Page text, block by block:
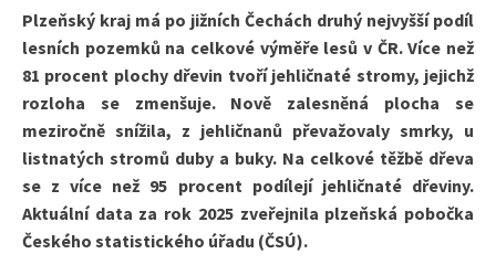
Plzeňský kraj má po jižních Čechách druhý nejvyšší podíl
lesních pozemků na celkové výměře lesů v ČR. Více než
81 procent plochy dřevin tvoří jehličnaté stromy, jejichž
rozloha se zmenšuje. Nově zalesněná plocha se
meziročně snížila, z jehličnanů převažovaly smrky, u
listnatých stromů duby a buky. Na celkové těžbě dřeva
se z více než 95 procent podílejí jehličnaté dřeviny.
Aktuální data za rok 2025 zveřejnila plzeňská pobočka
Českého statistického úřadu (ČSÚ).